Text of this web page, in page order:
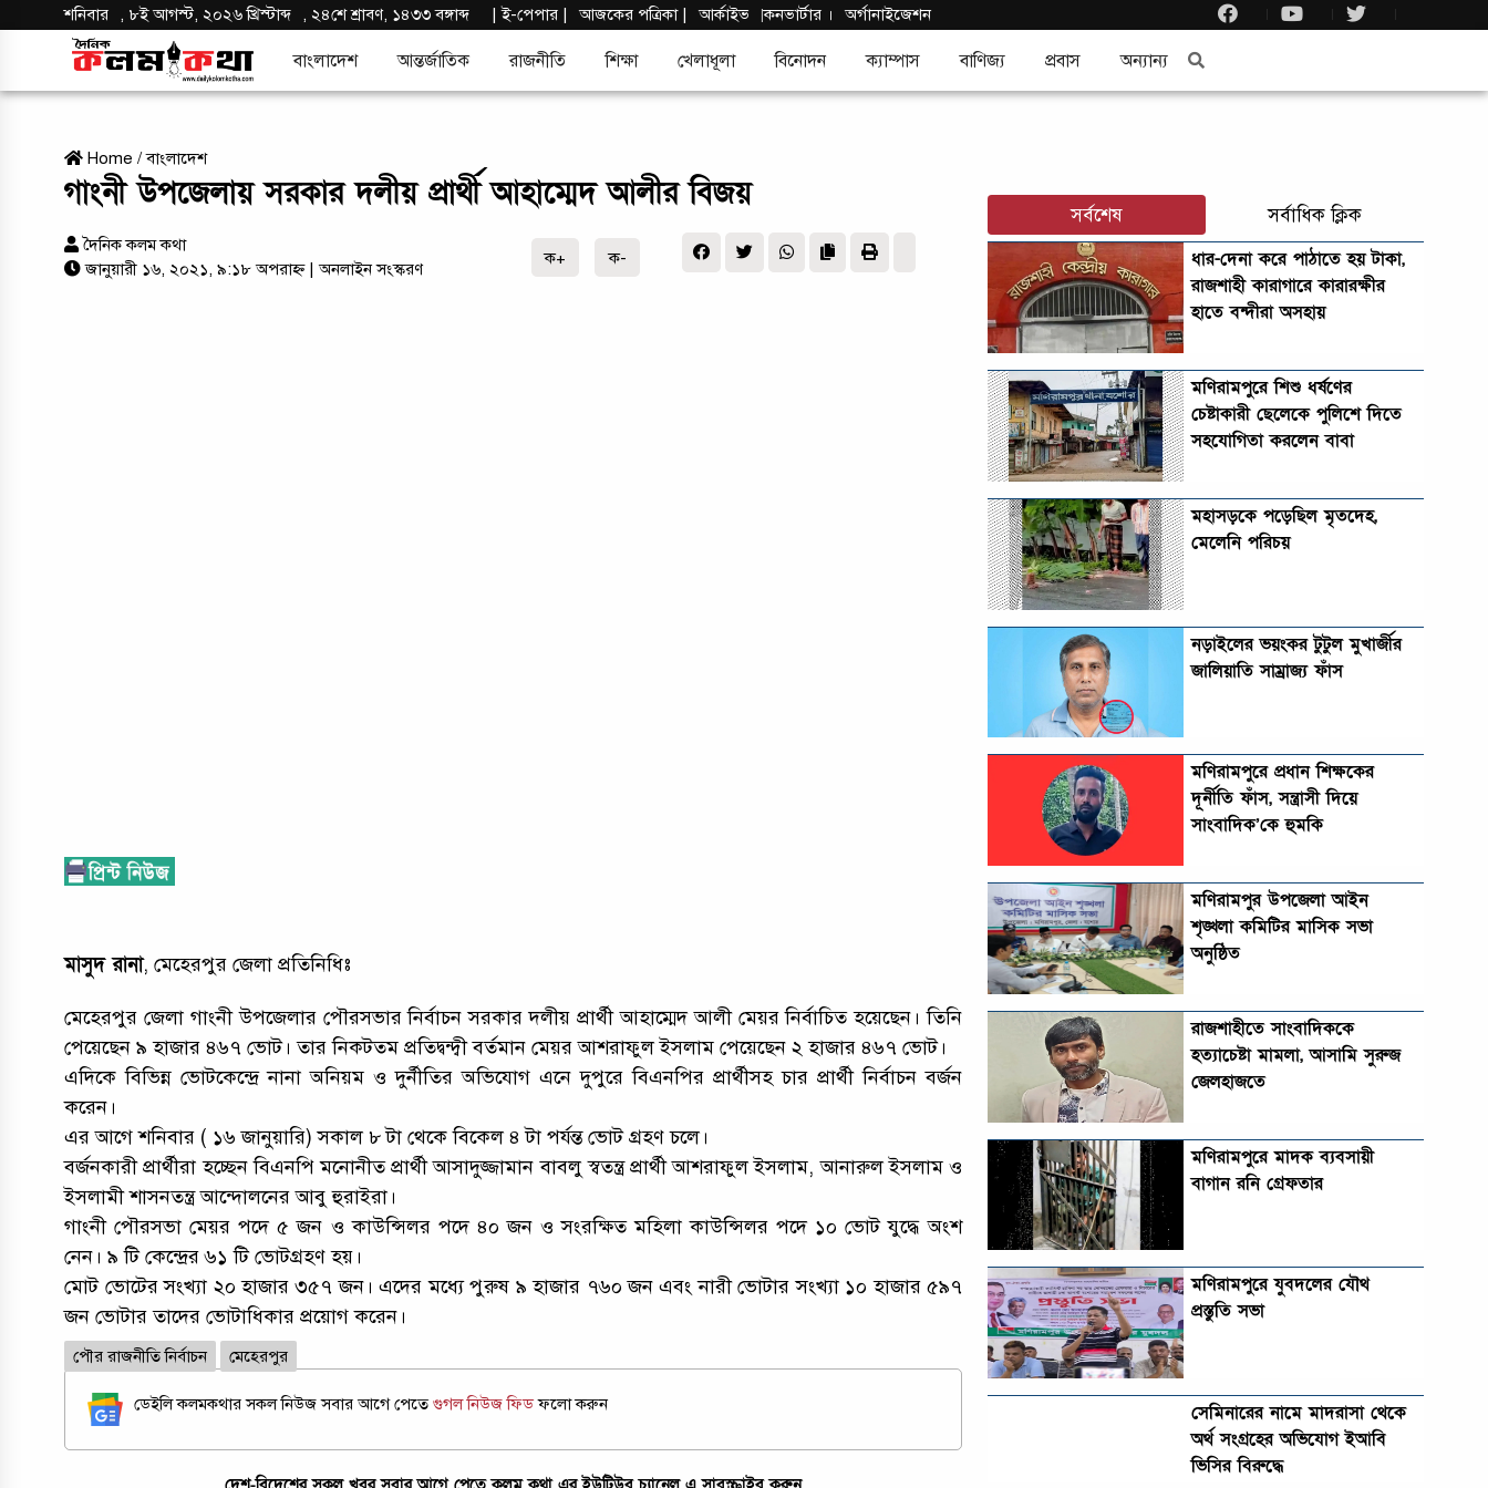
শনিবার , ৮ই আগস্ট, ২০২৬ খ্রিস্টাব্দ ,২৪শে শ্রাবণ, ১৪৩৩ বঙ্গাব্দ |ই-পেপার | আজকের পত্রিকা | আর্কাইভ |কনভার্টার । অর্গানাইজেশন
বাংলাদেশ আন্তর্জাতিক রাজনীতি শিক্ষা খেলাধূলা বিনোদন ক্যাম্পাস বাণিজ্য প্রবাস অন্যান্য
Home /বাংলাদেশ
গাংনী উপজেলায় সরকার দলীয় প্রার্থী আহাম্মেদ আলীর বিজয়
দৈনিক কলম কথা
জানুয়ারী ১৬, ২০২১, ৯:১৮ অপরাহ্ন | অনলাইন সংস্করণ
ক+ ক-
মাসুদ রানা, মেহেরপুর জেলা প্রতিনিধিঃ
মেহেরপুর জেলা গাংনী উপজেলার পৌরসভার নির্বাচন সরকার দলীয় প্রার্থী আহাম্মেদ আলী মেয়র নির্বাচিত হয়েছেন। তিনি
পেয়েছেন ৯ হাজার ৪৬৭ ভোট। তার নিকটতম প্রতিদ্বন্দ্বী বর্তমান মেয়র আশরাফুল ইসলাম পেয়েছেন ২ হাজার ৪৬৭ ভোট।
এদিকে বিভিন্ন ভোটকেন্দ্রে নানা অনিয়ম ও দুর্নীতির অভিযোগ এনে দুপুরে বিএনপির প্রার্থীসহ চার প্রার্থী নির্বাচন বর্জন
করেন।
এর আগে শনিবার ( ১৬ জানুয়ারি) সকাল ৮ টা থেকে বিকেল ৪ টা পর্যন্ত ভোট গ্রহণ চলে।
বর্জনকারী প্রার্থীরা হচ্ছেন বিএনপি মনোনীত প্রার্থী আসাদুজ্জামান বাবলু স্বতন্ত্র প্রার্থী আশরাফুল ইসলাম, আনারুল ইসলাম ও
ইসলামী শাসনতন্ত্র আন্দোলনের আবু হুরাইরা।
গাংনী পৌরসভা মেয়র পদে ৫ জন ও কাউন্সিলর পদে ৪০ জন ও সংরক্ষিত মহিলা কাউন্সিলর পদে ১০ ভোট যুদ্ধে অংশ
নেন। ৯ টি কেন্দ্রের ৬১ টি ভোটগ্রহণ হয়।
মোট ভোটের সংখ্যা ২০ হাজার ৩৫৭ জন। এদের মধ্যে পুরুষ ৯ হাজার ৭৬০ জন এবং নারী ভোটার সংখ্যা ১০ হাজার ৫৯৭
জন ভোটার তাদের ভোটাধিকার প্রয়োগ করেন।
পৌর রাজনীতি নির্বাচন মেহেরপুর
ডেইলি কলমকথার সকল নিউজ সবার আগে পেতেগুগল নিউজ ফিডফলো করুন
সর্বশেষ সর্বাধিক ক্লিক
ধার-দেনা করে পাঠাতে হয় টাকা,
রাজশাহী কারাগারে কারারক্ষীর
হাতে বন্দীরা অসহায়
মণিরামপুরে শিশু ধর্ষণের
চেষ্টাকারী ছেলেকে পুলিশে দিতে
সহযোগিতা করলেন বাবা
মহাসড়কে পড়েছিল মৃতদেহ,
মেলেনি পরিচয়
নড়াইলের ভয়ংকর টুটুল মুখার্জীর
জালিয়াতি সাম্রাজ্য ফাঁস
মণিরামপুরে প্রধান শিক্ষকের
দূর্নীতি ফাঁস, সন্ত্রাসী দিয়ে
সাংবাদিক’কে হুমকি
মণিরামপুর উপজেলা আইন
শৃঙ্খলা কমিটির মাসিক সভা
অনুষ্ঠিত‎‎
রাজশাহীতে সাংবাদিককে
হত্যাচেষ্টা মামলা, আসামি সুরুজ
জেলহাজতে
মণিরামপুরে মাদক ব্যবসায়ী
বাগান রনি গ্রেফতার
মণিরামপুরে যুবদলের যৌথ
প্রস্তুতি সভা
সেমিনারের নামে মাদরাসা থেকে
অর্থ সংগ্রহের অভিযোগ ইআবি
ভিসির বিরুদ্ধে